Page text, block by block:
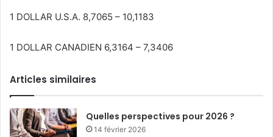
1 DOLLAR U.S.A. 8,7065 – 10,1183
1 DOLLAR CANADIEN 6,3164 – 7,3406
Articles similaires
Quelles perspectives pour 2026 ?
14 février 2026